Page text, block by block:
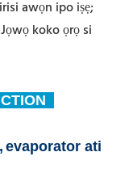
awọn ipo iṣẹ;
koko ọrọ si
evaporator ati